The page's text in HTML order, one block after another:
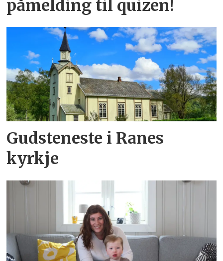
påmelding til quizen!
Gudsteneste i Ranes
kyrkje